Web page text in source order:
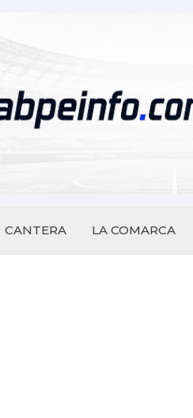
CANTERA LA COMARCA